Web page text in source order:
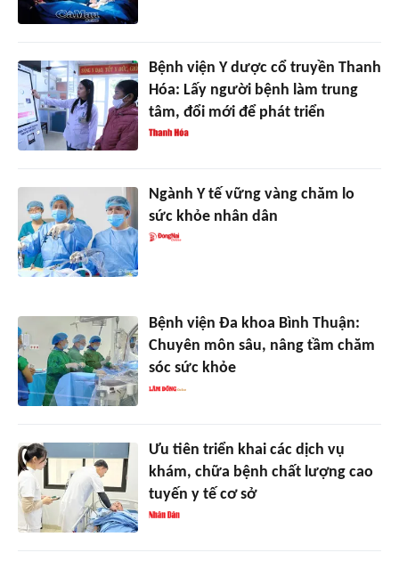
Bệnh viện Y dược cổ truyền Thanh
Hóa: Lấy người bệnh làm trung
tâm, đổi mới để phát triển
Ngành Y tế vững vàng chăm lo
sức khỏe nhân dân
Bệnh viện Đa khoa Bình Thuận:
Chuyên môn sâu, nâng tầm chăm
sóc sức khỏe
Ưu tiên triển khai các dịch vụ
khám, chữa bệnh chất lượng cao
tuyến y tế cơ sở